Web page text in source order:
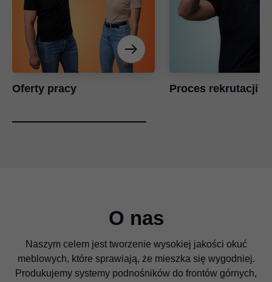
Oferty pracy Proces rekrutacji
O nas
Naszym celem jest tworzenie wysokiej jakości okuć
meblowych, które sprawiają, że mieszka się wygodniej.
Produkujemy systemy podnośników do frontów górnych,